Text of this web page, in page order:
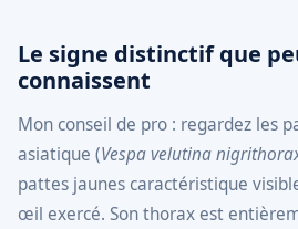
Le signe distinctif que
connaissent
Mon conseil de pro : regardez les
asiatique (Vespa velutina
pattes jaunes caractéristique
œil exercé. Son thorax est